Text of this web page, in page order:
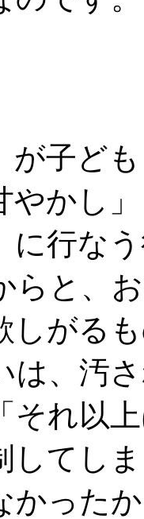
子ど
やかし
に行な
らと、
しがる
は、汚
それ以
してし
かった